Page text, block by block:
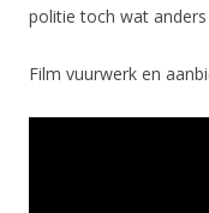
politie toch wat
Film vuurwerk en